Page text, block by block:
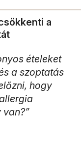
a
ételeket
a szoptatás
hogy